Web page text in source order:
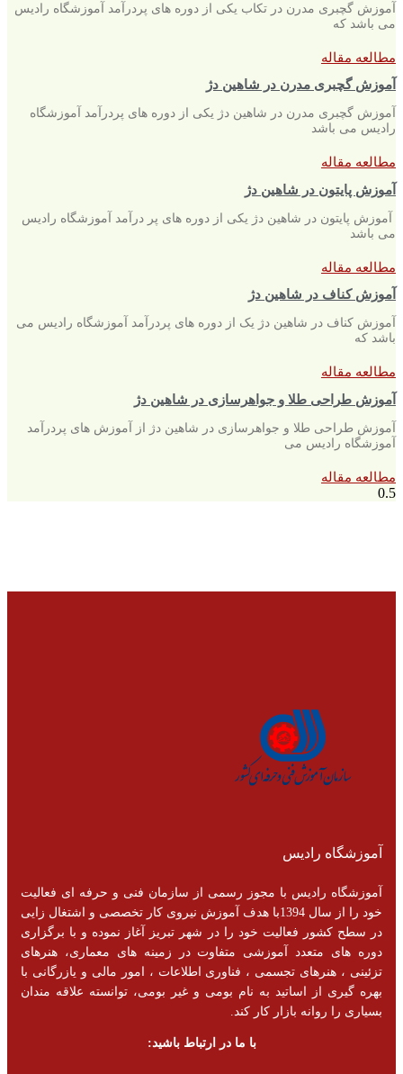
آموزش گچبری مدرن در تکاب یکی از دوره های پردرآمد آموزشگاه رادیس
می باشد که
مطالعه مقاله
آموزش گچبری مدرن در شاهین دژ
آموزش گچبری مدرن در شاهین دژ یکی از دوره های پردرآمد آموزشگاه
رادیس می باشد
مطالعه مقاله
آموزش پایتون در شاهین دژ
آموزش پایتون در شاهین دژ یکی از دوره های پر درآمد آموزشگاه رادیس
می باشد
مطالعه مقاله
آموزش کناف در شاهین دژ
آموزش کناف در شاهین دژ یک از دوره های پردرآمد آموزشگاه رادیس می
باشد که
مطالعه مقاله
آموزش طراحی طلا و جواهرسازی در شاهین دژ
آموزش طراحی طلا و جواهرسازی در شاهین دژ از آموزش های پردرآمد
آموزشگاه رادیس می
مطالعه مقاله
آموزشگاه رادیس
آموزشگاه رادیس با مجوز رسمی از سازمان فنی و حرفه ای فعالیت
خود را از سال 1394با هدف آموزش نیروی کار تخصصی و اشتغال زایی
در سطح کشور فعالیت خود را در شهر تبریز آغاز نموده و با برگزاری
دوره های متعدد آموزشی متفاوت در زمینه های معماری، هنرهای
تزئینی ، هنرهای تجسمی ، فناوری اطلاعات ، امور مالی و یازرگانی با
بهره گیری از اساتید به نام بومی و غیر بومی، توانسته علاقه مندان
بسیاری را روانه بازار کار کند.
با ما در ارتباط باشید: